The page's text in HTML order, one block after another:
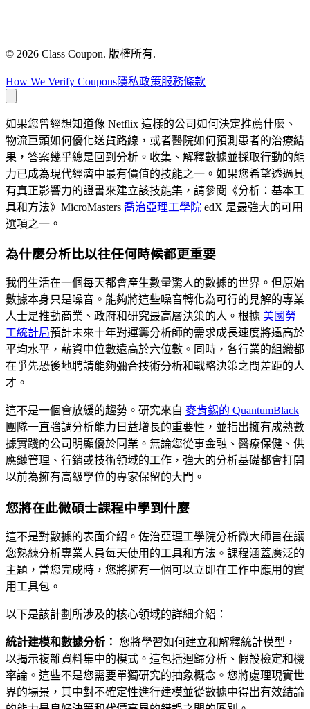
© 2026 Class Coupon. 版權所有.
How We Verify Coupons隱私政策服務條款
如果您曾經想知道像 Netflix 這樣的公司如何決定推薦什麼、
物流巨頭如何優化送貨路線，或者醫院如何預測患者的治療結
果，答案幾乎總是回到分析。收集、解釋數據並採取行動的能
力已成為現代經濟中最有價值的技能之一。如果您希望透過具
有真正影響力的證書來建立該技能集，請參閱《分析：基本工
具和方法》MicroMasters 喬治亞理工學院 edX 是最強大的可用
選項之一。
為什麼分析比以往任何時候都更重要
我們生活在一個每天都會產生數量驚人的數據的世界。但原始
數據本身只是噪音。能夠將這些噪音轉化為可行的見解的專業
人士是推動商業、政府和研究最高層決策的人。根據 美國勞
工統計局預計未來十年對運籌分析師的需求成長速度將遠高於
平均水平，薪資中位數遠高於六位數。同時，各行業的組織都
在爭先恐後地聘請能夠彌合技術分析和戰略決策之間差距的人
才。
這不是一個會放緩的趨勢。研究來自 麥肯錫的 QuantumBlack
團隊一直強調分析能力日益增長的重要性，並指出擁有成熟數
據實踐的公司明顯優於同業。無論您從事金融、醫療保健、供
應鏈管理、行銷或技術領域的工作，強大的分析基礎都會打開
以前為擁有高級學位的專家保留的大門。
您將在此微碩士課程中學到什麼
這不是對數據的表面介紹。佐治亞理工學院分析微大師旨在讓
您熟練分析專業人員每天使用的工具和方法。課程涵蓋廣泛的
主題，當您完成時，您將擁有一個可以立即在工作中應用的實
用工具包。
以下是該計劃所涉及的核心領域的詳細介紹：
統計建模和數據分析： 您將學習如何建立和解釋統計模型，
以揭示複雜資料集中的模式。這包括迴歸分析、假設檢定和機
率論。這些不是您需要單獨研究的抽象概念。您將處理現實世
界的場景，其中對不確定性進行建模並從數據中得出有效結論